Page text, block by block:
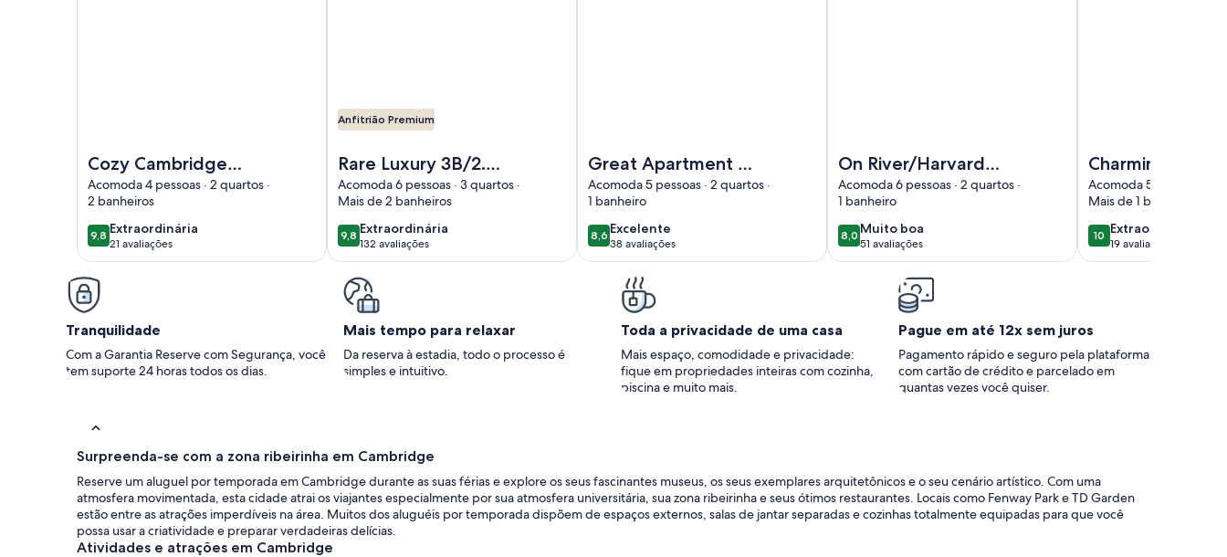
Cozy Cambridge
2bed 2bath w/ Patio
& Parking Pass
Acomoda 4 pessoas · 2 quartos ·
2 banheiros
9,89,8 de 10
Extraordinária
extraordinária
21 avaliações
(21
Anfitrião Premium
Rare Luxury 3B/2.5B
Single Family House
near Harvard,
Fenced Yard, Dogs
OK
Acomoda 6 pessoas · 3 quartos ·
Mais de 2 banheiros
9,89,8 de 10
Extraordinária
extraordinária
132 avaliações
(132
Great Apartment on
River/ Harvard
Square two blocks
Acomoda 5 pessoas · 2 quartos ·
1 banheiro
8,68,6 de 10
Excelente
excelente
38 avaliações
(38
On River/Harvard
Sq. two blocks
Acomoda 6 pessoas · 2 quartos ·
1 banheiro
8,08,0 de 10
Muito boa
muito
boa
51 avaliações
(51
Charming 2-
bedroom house
with a hidden
garden in lovely
Cambridge.
Acomoda 5 pessoas · 2
Mais de 1 banheiro
1010 de 10
Extraordinária
extraordinária
19 avaliações
(19
Tranquilidade
Com a Garantia Reserve com Segurança, você
tem suporte 24 horas todos os dias.
Mais tempo para relaxar
Da reserva à estadia, todo o processo é
simples e intuitivo.
Toda a privacidade de uma casa
Mais espaço, comodidade e privacidade:
fique em propriedades inteiras com cozinha,
piscina e muito mais.
Pague em até 12x sem juros
Pagamento rápido e seguro pela plataforma
com cartão de crédito e parcelado em
quantas vezes você quiser.
Surpreenda-se com a zona ribeirinha em Cambridge
Reserve um aluguel por temporada em Cambridge durante as suas férias e explore os seus fascinantes museus, os seus exemplares arquitetônicos e o seu cenário artístico. Com uma
atmosfera movimentada, esta cidade atrai os viajantes especialmente por sua atmosfera universitária, sua zona ribeirinha e seus ótimos restaurantes. Locais como Fenway Park e TD Garden
estão entre as atrações imperdíveis na área. Muitos dos aluguéis por temporada dispõem de espaços externos, salas de jantar separadas e cozinhas totalmente equipadas para que você
possa usar a criatividade e preparar verdadeiras delícias.
Atividades e atrações em Cambridge